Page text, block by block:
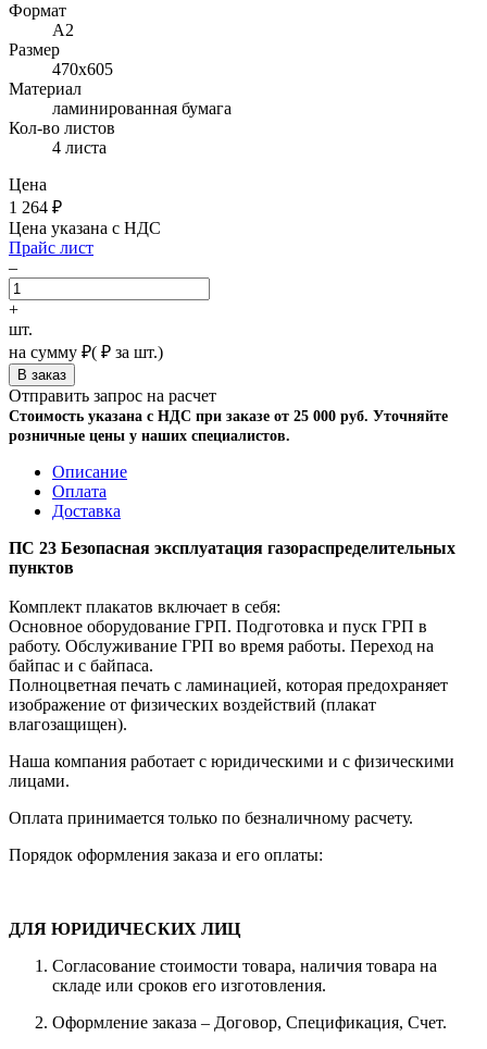
Формат
A2
Размер
470х605
Материал
ламинированная бумага
Кол-во листов
4 листа
Цена
1 264 ₽
Цена указана с НДС
Прайс лист
–
+
шт.
на сумму ₽( ₽ за шт.)
Отправить запрос на расчет
Стоимость указана с НДС при заказе от 25 000 руб. Уточняйте
розничные цены у наших специалистов.
Описание
Оплата
Доставка
ПС 23 Безопасная эксплуатация газораспределительных
пунктов
Комплект плакатов включает в себя:
Основное оборудование ГРП. Подготовка и пуск ГРП в
работу. Обслуживание ГРП во время работы. Переход на
байпас и с байпаса.
Полноцветная печать с ламинацией, которая предохраняет
изображение от физических воздействий (плакат
влагозащищен).
Наша компания работает с юридическими и с физическими
лицами.
Оплата принимается только по безналичному расчету.
Порядок оформления заказа и его оплаты:
ДЛЯ ЮРИДИЧЕСКИХ ЛИЦ
Согласование стоимости товара, наличия товара на
складе или сроков его изготовления.
Оформление заказа – Договор, Спецификация, Счет.